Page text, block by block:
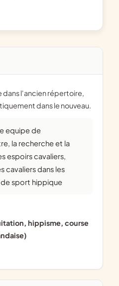
dans le nouveau.
la recherche et la
espoirs cavaliers,
cavaliers dans les
sport hippique